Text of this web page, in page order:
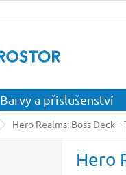
Barvy a příslušenství
Hero Realms: Boss Deck –
Hero